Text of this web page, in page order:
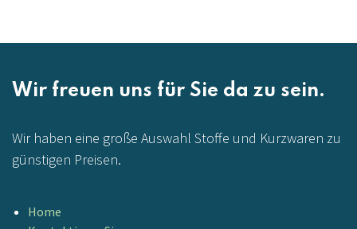
Wir freuen uns für Sie da zu sein.
Wir haben eine große Auswahl Stoffe und Kurzwaren zu
günstigen Preisen.
Home